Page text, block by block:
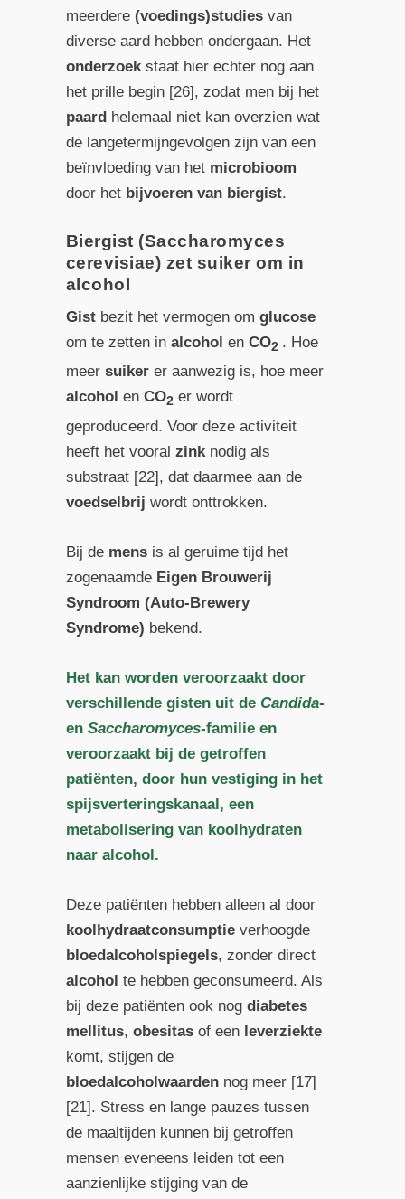
meerdere (voedings)studiesvan
diverse aard hebben ondergaan. Het
onderzoekstaat hier echter nog aan
het prille begin [26], zodat men bij het
paardhelemaal niet kan overzien wat
de langetermijngevolgen zijn van een
beïnvloeding van het microbioom
door het bijvoeren van biergist.
Biergist (Saccharomyces
cerevisiae) zet suiker om in
alcohol
Gistbezit het vermogen om glucose
om te zetten in alcohol en CO2 . Hoe
meer suikerer aanwezig is, hoe meer
alcohol en CO2 er wordt
geproduceerd. Voor deze activiteit
heeft het vooral zinknodig als
substraat [22], dat daarmee aan de
voedselbrij wordt onttrokken.
Bij de mensis al geruime tijd het
zogenaamde Eigen Brouwerij
Syndroom (Auto-Brewery
Syndrome) bekend.
Het kan worden veroorzaakt door
verschillende gisten uit de Candida-
en Saccharomyces-familie en
veroorzaakt bij de getroffen
patiënten, door hun vestiging in het
spijsverteringskanaal, een
metabolisering van koolhydraten
naar alcohol.
Deze patiënten hebben alleen al door
koolhydraatconsumptieverhoogde
bloedalcoholspiegels, zonder direct
alcohol te hebben geconsumeerd. Als
bij deze patiënten ook nog diabetes
mellitus, obesitasof een leverziekte
komt, stijgen de
bloedalcoholwaardennog meer [17]
[21]. Stress en lange pauzes tussen
de maaltijden kunnen bij getroffen
mensen eveneens leiden tot een
aanzienlijke stijging van de